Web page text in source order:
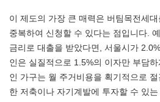
이 제도의 가장 큰 매력은 버팀목전세
중복하여 신청할 수 있다는 점입니다.
금리로 대출을 받았다면, 서울시가
인은 실질적으로 1.5%의 이자만 부담
인 가구는 월 주거비용을 획기적으로
한 저축이나 자기계발에 투자할 수 있